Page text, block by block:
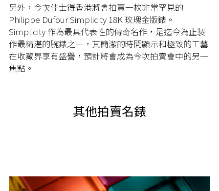
另外，今次佳士得香港將會拍賣一枚非常罕見的
Philippe Dufour Simplicity 18K 玫瑰金版錶。
Simplicity 作為最具代表性的傳奇名作，是迄今為止製
作最精湛的腕錶之一，其簡潔的時間顯示和極致的工藝
在收藏界享有盛譽，預計將會成為今次拍賣會中的另一
焦點。
其他拍賣名錶